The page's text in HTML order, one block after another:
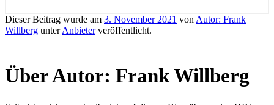
Dieser Beitrag wurde am 3. November 2021 von Autor: Frank
Willberg unterAnbieterveröffentlicht.
Über Autor: Frank Willberg